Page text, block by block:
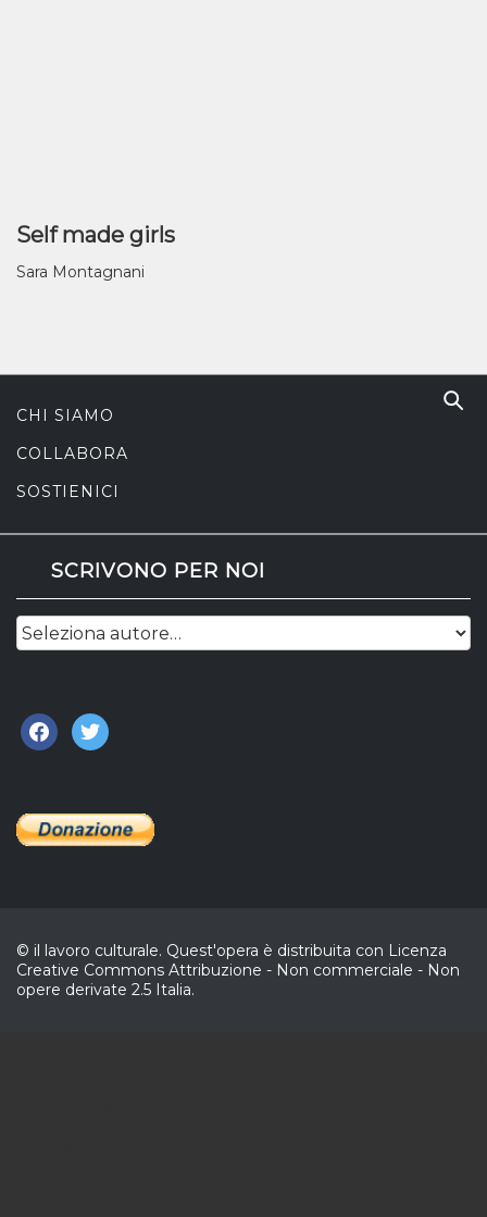
Self made girls
Sara Montagnani
CHI SIAMO
COLLABORA
SOSTIENICI
SCRIVONO PER NOI
facebook
twitter
© il lavoro culturale. Quest'opera è distribuita con Licenza
Creative Commons Attribuzione - Non commerciale - Non
opere derivate 2.5 Italia.